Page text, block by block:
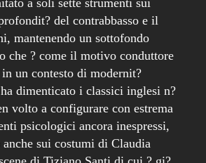
a soli sette strumenti sui
del contrabbasso e il
mantenendo un sottofondo
che ? come il motivo conduttore
un contesto di modernit?
dimenticato i classici inglesi n?
volto a configurare con estrema
psicologici ancora inespressi,
sui costumi di Claudia